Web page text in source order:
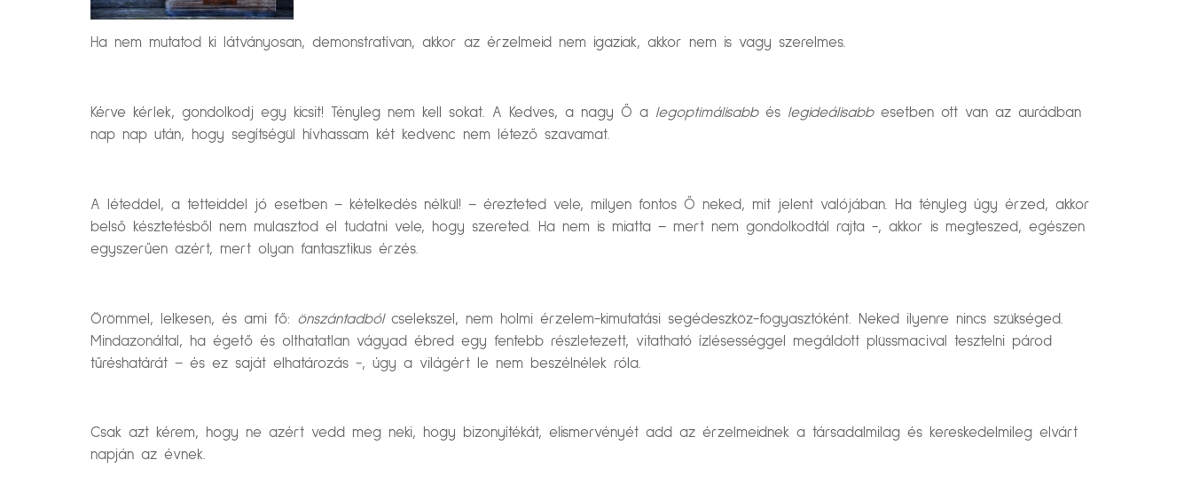
Ha nem mutatod ki látványosan, demonstratívan, akkor az érzelmeid nem igaziak, akkor nem is vagy szerelmes.
Kérve kérlek, gondolkodj egy kicsit! Tényleg nem kell sokat. A Kedves, a nagy Ő a legoptimálisabbés legideálisabbesetben ott van az aurádban
nap nap után, hogy segítségül hívhassam két kedvenc nem létező szavamat.
A léteddel, a tetteiddel jó esetben – kételkedés nélkül! – érezteted vele, milyen fontos Ő neked, mit jelent valójában. Ha tényleg úgy érzed, akkor
belső késztetésből nem mulasztod el tudatni vele, hogy szereted. Ha nem is miatta – mert nem gondolkodtál rajta -, akkor is megteszed, egészen
egyszerűen azért, mert olyan fantasztikus érzés.
Örömmel, lelkesen, és ami fő: önszántadbólcselekszel, nem holmi érzelem-kimutatási segédeszköz-fogyasztóként. Neked ilyenre nincs szükséged.
Mindazonáltal, ha égető és olthatatlan vágyad ébred egy fentebb részletezett, vitatható ízlésességgel megáldott plüssmacival tesztelni párod
tűréshatárát – és ez saját elhatározás -, úgy a világért le nem beszélnélek róla.
Csak azt kérem, hogy ne azért vedd meg neki, hogy bizonyítékát, elismervényét add az érzelmeidnek a társadalmilag és kereskedelmileg elvárt
napján az évnek.